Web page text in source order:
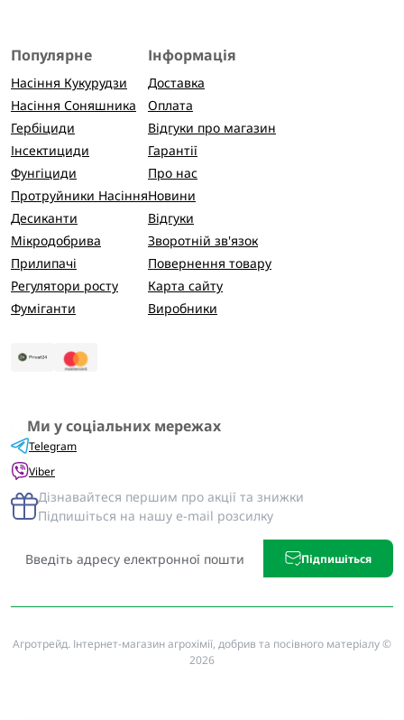
Популярне
Насіння Кукурудзи
Насіння Соняшника
Гербіциди
Інсектициди
Фунгіциди
Протруйники Насіння
Десиканти
Мікродобрива
Прилипачі
Регулятори росту
Фуміганти
Інформація
Доставка
Оплата
Відгуки про магазин
Гарантії
Про нас
Новини
Відгуки
Зворотній зв'язок
Повернення товару
Карта сайту
Виробники
Ми у соціальних мережах
Telegram
Viber
Дізнавайтеся першим про акції та знижки
Підпишіться на нашу e-mail розсилку
Підпишіться
Агротрейд. Інтернет-магазин агрохімії, добрив та посівного матеріалу ©
2026